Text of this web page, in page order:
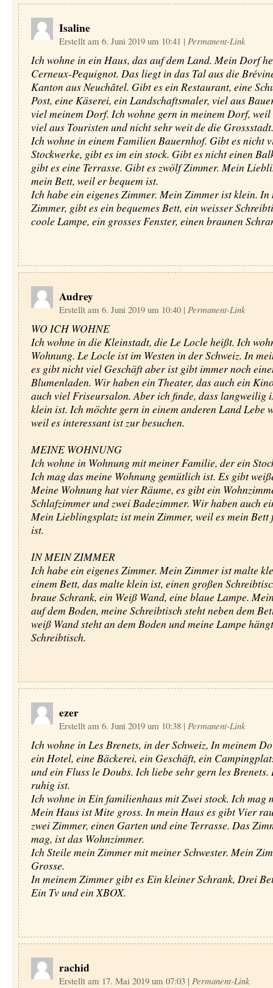
Isaline
Erstellt am 6. Juni 2019 um 10:41 | Permanent-Link
Ich wohne in ein Haus, das auf dem Land. Mein Dorf
Cerneux-Pequignot. Das liegt in das Tal aus die
Kanton aus Neuchâtel. Gibt es ein Restaurant, eine
Post, eine Käserei, ein Landschaftsmaler, viel aus
viel meinem Dorf. Ich wohne gern in meinem Dorf, weil
viel aus Touristen und nicht sehr weit de die Grossstadt.
Ich wohne in einem Familien Bauernhof. Gibt es nicht
Stockwerke, gibt es im ein stock. Gibt es nicht einen
gibt es eine Terrasse. Gibt es zwölf Zimmer. Mein
mein Bett, weil er bequem ist.
Ich habe ein eigenes Zimmer. Mein Zimmer ist klein. In
Zimmer, gibt es ein bequemes Bett, ein weisser
coole Lampe, ein grosses Fenster, einen braunen
Audrey
Erstellt am 6. Juni 2019 um 10:40 | Permanent-Link
WO ICH WOHNE
Ich wohne in die Kleinstadt, die Le Locle heißt. Ich
Wohnung. Le Locle ist im Westen in der Schweiz. In
es gibt nicht viel Geschäft aber ist gibt immer noch
Blumenladen. Wir haben ein Theater, das auch ein
auch viel Friseursalon. Aber ich finde, dass langweilig
klein ist. Ich möchte gern in einem anderen Land Lebe
weil es interessant ist zur besuchen.
MEINE WOHNUNG
Ich wohne in Wohnung mit meiner Familie, der ein
Ich mag das meine Wohnung gemütlich ist. Es gibt
Meine Wohnung hat vier Räume, es gibt ein
Schlafzimmer und zwei Badezimmer. Wir haben auch
Mein Lieblingsplatz ist mein Zimmer, weil es mein Bett
ist.
IN MEIN ZIMMER
Ich habe ein eigenes Zimmer. Mein Zimmer ist malte
einem Bett, das malte klein ist, einen großen
braue Schrank, ein Weiß Wand, eine blaue Lampe.
auf dem Boden, meine Schreibtisch steht neben dem
weiß Wand steht an dem Boden und meine Lampe
Schreibtisch.
ezer
Erstellt am 6. Juni 2019 um 10:38 | Permanent-Link
Ich wohne in Les Brenets, in der Schweiz, In meinem
ein Hotel, eine Bäckerei, ein Geschäft, ein
und ein Fluss le Doubs. Ich liebe sehr gern les
ruhig ist.
Ich wohne in Ein familienhaus mit Zwei stock. Ich mag
Mein Haus ist Mite gross. In mein Haus es gibt Vier
zwei Zimmer, einen Garten und eine Terrasse. Das
mag, ist das Wohnzimmer.
Ich Steile mein Zimmer mit meiner Schwester. Mein
Grosse.
In meinem Zimmer gibt es Ein kleiner Schrank, Drei
Ein Tv und ein XBOX.
rachid
Erstellt am 17. Mai 2019 um 07:03 | Permanent-Link